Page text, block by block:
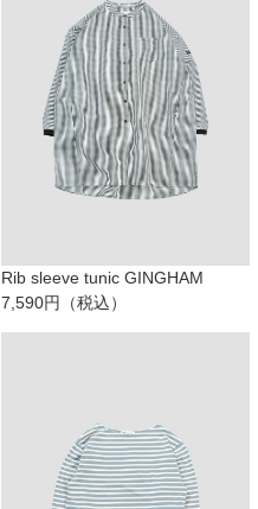
Rib sleeve tunic GINGHAM
7,590円（税込）